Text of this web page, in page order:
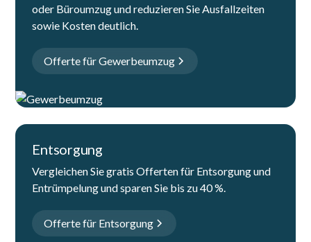
oder Büroumzug und reduzieren Sie Ausfallzeiten
sowie Kosten deutlich.
Offerte für Gewerbeumzug
Entsorgung
Vergleichen Sie gratis Offerten für Entsorgung und
Entrümpelung und sparen Sie bis zu 40 %.
Offerte für Entsorgung